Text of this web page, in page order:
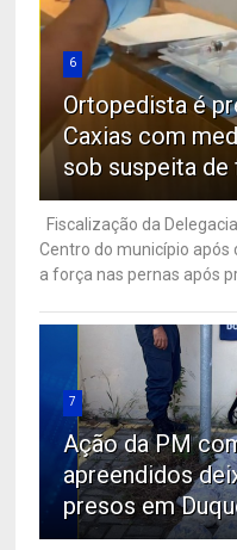
6
Ortopedista é
Caxias com
sob suspeita
Fiscalização da
Centro do município após
a força nas pernas após
7
Ação da PM
apreendidos
presos em